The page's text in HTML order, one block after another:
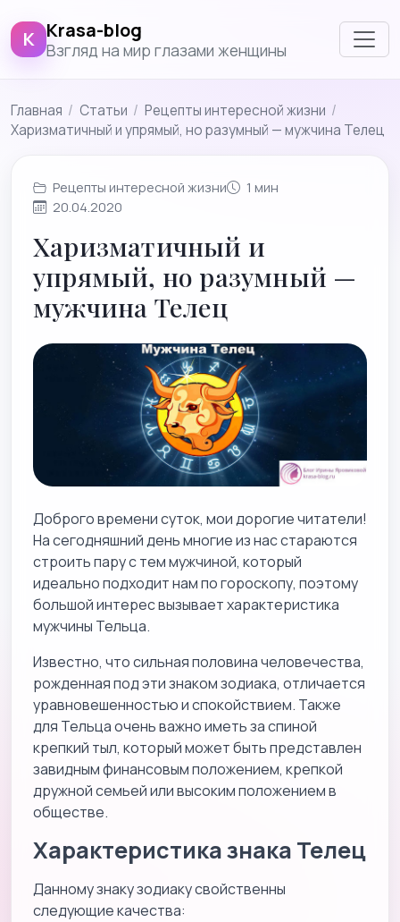
K Krasa-blog
Взгляд на мир глазами женщины
Главная / Cтатьи / Рецепты интересной жизни /
Харизматичный и упрямый, но разумный — мужчина Телец
Рецепты интересной жизни
1 мин
20.04.2020
Харизматичный и
упрямый, но разумный —
мужчина Телец
Доброго времени суток, мои дорогие читатели!
На сегодняшний день многие из нас стараются
строить пару с тем мужчиной, который
идеально подходит нам по гороскопу, поэтому
большой интерес вызывает характеристика
мужчины Тельца.
Известно, что сильная половина человечества,
рожденная под эти знаком зодиака, отличается
уравновешенностью и спокойствием. Также
для Тельца очень важно иметь за спиной
крепкий тыл, который может быть представлен
завидным финансовым положением, крепкой
дружной семьей или высоким положением в
обществе.
Характеристика знака Телец
Данному знаку зодиаку свойственны
следующие качества: